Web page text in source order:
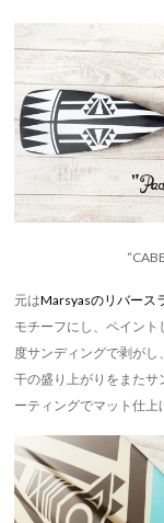
元はMarsyasのリバース
モチーフにし、ペイン
度サンディングで剥が
干の盛り上がりをまたサ
ーティングでマット仕上